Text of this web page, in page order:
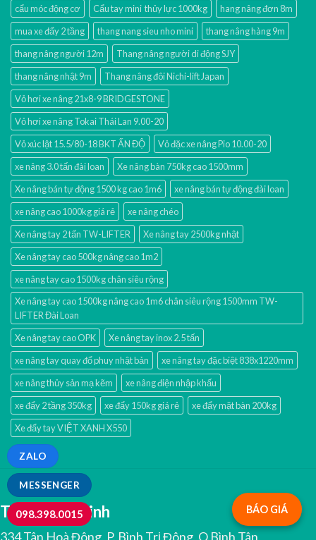
MESSENGER
ZALO
098.398.0015
cẩu móc động cơ
Cẩu tay mini thủy lực 1000kg
hang nâng đơn 8m
mua xe đẩy 2 tầng
thang nang sieu nho mini
thang nâng hàng 9m
thang nâng người 12m
Thang nâng người di động SJY
thang nâng nhật 9m
Thang nâng đôi Nichi-lift Japan
Vỏ hơi xe nâng 21x8-9 BRIDGESTONE
Vỏ hơi xe nâng Tokai Thái Lan 9.00-20
Vỏ xúc lật 15.5/80-18 BKT ẤN ĐỘ
Vỏ đặc xe nâng Pio 10.00-20
xe nâng 3.0 tấn đài loan
Xe nâng bàn 750kg cao 1500mm
Xe nâng bán tự động 1500 kg cao 1m6
xe nâng bán tự động đài loan
xe nâng cao 1000kg giá rẻ
xe nâng chéo
Xe nâng tay 2 tấn TW-LIFTER
Xe nâng tay 2500kg nhật
Xe nâng tay cao 500kg nâng cao 1m2
xe nâng tay cao 1500kg chân siêu rộng
Xe nâng tay cao 1500kg nâng cao 1m6 chân siêu rộng 1500mm TW-
LIFTER Đài Loan
Xe nâng tay cao OPK
Xe nâng tay inox 2.5 tấn
xe nâng tay quay đổ phuy nhật bản
xe nâng tay đặc biệt 838x1220mm
xe nâng thủy sản mạ kẽm
xe nâng điện nhập khấu
xe đẩy 2 tầng 350kg
xe đẩy 150kg giá rẻ
xe đẩy mặt bàn 200kg
Xe đẩy tay VIỆT XANH X550
TP.Hồ Chí Minh
334 Tân Hoà Đông, P. Bình Trị Đông, Q.Bình Tân,
BÁO GIÁ